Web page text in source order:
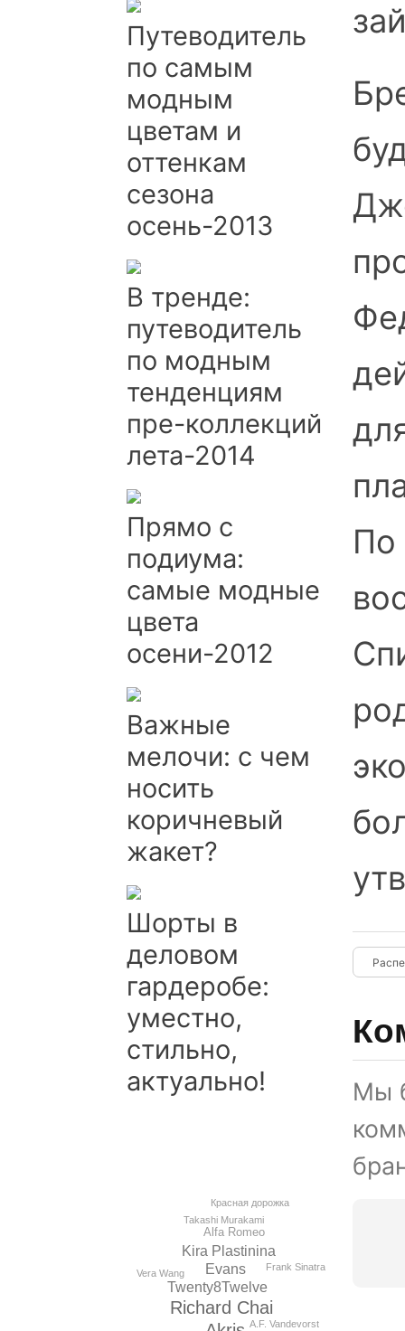
Путеводитель
по самым
модным
цветам и
оттенкам
сезона
осень-2013
В тренде:
путеводитель
по модным
тенденциям
пре-коллекций
лета-2014
Прямо с
подиума:
самые модные
цвета
осени-2012
Важные
мелочи: с чем
носить
коричневый
жакет?
Шорты в
деловом
гардеробе:
уместно,
стильно,
актуально!
Richard Chai
Twenty8Twelve
Evans
Kira Plastinina
Alfa Romeo
Takashi Murakami
Красная дорожка
A.F. Vandevorst
Frank Sinatra
Vera Wang
По
Мы